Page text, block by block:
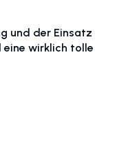
und der Einsatz
eine wirklich tolle